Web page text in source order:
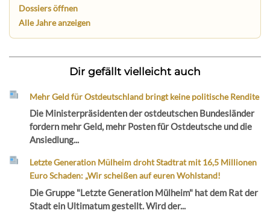
Dossiers öffnen
Alle Jahre anzeigen
Dir gefällt vielleicht auch
Mehr Geld für Ostdeutschland bringt keine politische Rendite
Die Ministerpräsidenten der ostdeutschen Bundesländer
fordern mehr Geld, mehr Posten für Ostdeutsche und die
Ansiedlung...
Letzte Generation Mülheim droht Stadtrat mit 16,5 Millionen
Euro Schaden: „Wir scheißen auf euren Wohlstand!
Die Gruppe "Letzte Generation Mülheim" hat dem Rat der
Stadt ein Ultimatum gestellt. Wird der...